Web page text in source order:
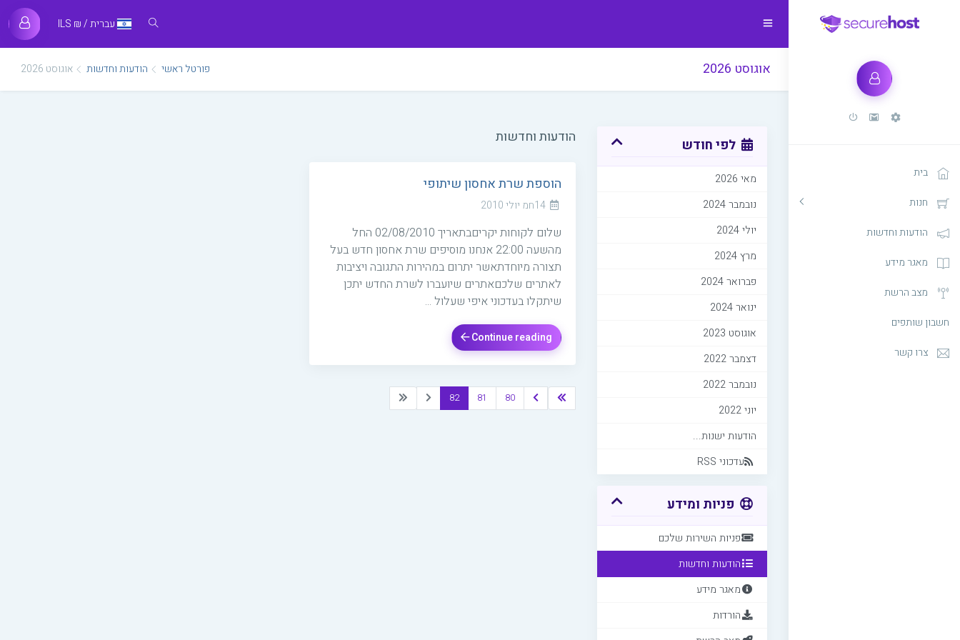
עברית / ₪ ILS
בית
חנות
הודעות וחדשות
מאגר מידע
מצב הרשת
חשבון שותפים
צרו קשר
אוגוסט 2026 פורטל ראשי הודעות וחדשות אוגוסט 2026
לפי חודש
מאי 2026
נובמבר 2024
יולי 2024
מרץ 2024
פברואר 2024
ינואר 2024
אוגוסט 2023
דצמבר 2022
נובמבר 2022
יוני 2022
הודעות ישנות...
עדכוני RSS
פניות ומידע
פניות השירות שלכם
הודעות וחדשות
מאגר מידע
הורדות
הודעות וחדשות
הוספת שרת אחסון שיתופי
14חמ יולי 2010
שלום לקוחות יקריםבתאריך 02/08/2010 החל
מהשעה 22:00 אנחנו מוסיפים שרת אחסון חדש בעל
תצורה מיוחדתאשר יתרום במהירות התגובה ויציבות
לאתרים שלכםאתרים שיועברו לשרת החדש יתכן
שיתקלו בעדכוני איפי שעלול ...
Continue reading
80
81
82